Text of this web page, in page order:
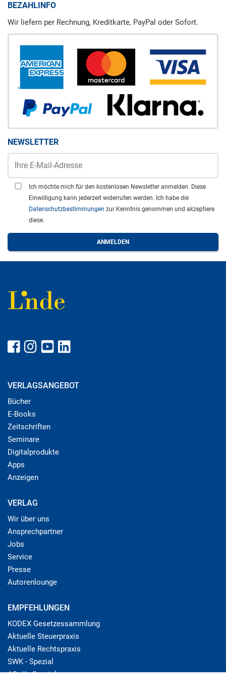
BEZAHLINFO
Wir liefern per Rechnung, Kreditkarte, PayPal oder Sofort.
NEWSLETTER
Ich möchte mich für den kostenlosen Newsletter anmelden. Diese
Einwilligung kann jederzeit widerrufen werden. Ich habe die
Datenschutzbestimmungen zur Kenntnis genommen und akzeptiere
diese.
VERLAGSANGEBOT
Bücher
E-Books
Zeitschriften
Seminare
Digitalprodukte
Apps
Anzeigen
VERLAG
Wir über uns
Ansprechpartner
Jobs
Service
Presse
Autorenlounge
EMPFEHLUNGEN
KODEX Gesetzessammlung
Aktuelle Steuerpraxis
Aktuelle Rechtspraxis
SWK - Spezial
ASoK - Spezial